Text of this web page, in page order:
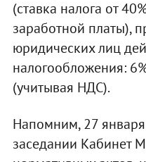
(ставка налога от
заработной платы),
юридических лиц
налогообложения:
(учитывая НДС).
Напомним, 27
заседании Кабинет